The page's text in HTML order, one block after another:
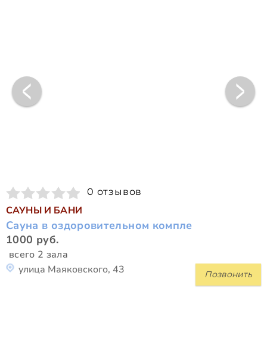
0 отзывов
САУНЫ И БАНИ
Сауна в оздоровительном компле
1000 руб.
всего 2 зала
Позвонить
улица Маяковского, 43